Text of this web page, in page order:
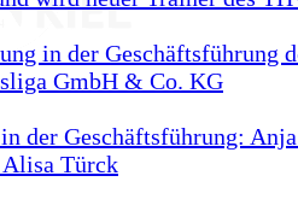
in der Geschäftsführung
GmbH & Co. KG
der Geschäftsführung:
Türck